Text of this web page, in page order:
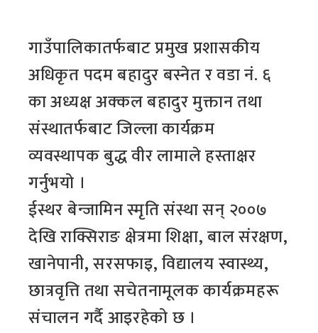
गाउँपालिकातर्फबाट प्रमुख प्रशासकीय
अधिकृत पदम बहादुर बस्नेत र वडा नं. ६
का अध्यक्ष अक्कल बहादुर मुक्तान तथा
संस्थातर्फबाट जिल्ला कार्यक्रम
व्यवस्थापक बुद्ध वीर लामाले हस्ताक्षर
गर्नुभयो ।
ईस्थर बेन्जामिन स्मृति संस्था सन् २००७
देखि राक्सिराङ क्षेत्रमा शिक्षा, बाल संरक्षण,
खानेपानी, सरसफाइ, विद्यालय स्वास्थ्य,
छात्रवृत्ति तथा सचेतनामूलक कार्यक्रमहरू
संचालन गर्दै आइरहेको छ ।